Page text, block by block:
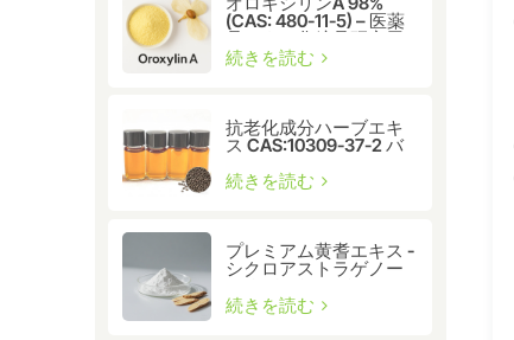
(CAS: 480-11-5) – 医薬
品および化粧品研究用
天然フラボノイド化合
物
続きを読む
抗老化成分ハーブエキ
ス CAS:10309-37-2 バ
続きを読む
プレミアム黄耆エキス -
シクロアストラゲノー
続きを読む